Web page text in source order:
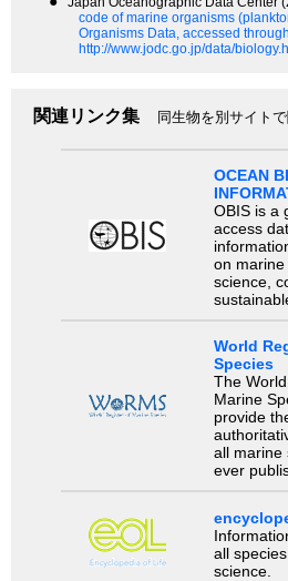
code of marine organisms
Organisms Data, accessed through
http://www.jodc.go.jp/data/
関連リンク集 同生物を別サイト
OCEAN
OBIS is a
access
on
science,
World
Species
The
Marine
provide
all marine
ever
all
science.